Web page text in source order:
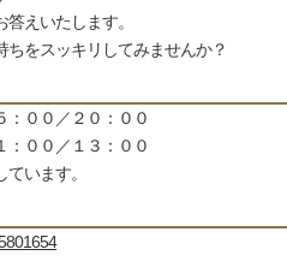
えいたします。
ちをスッキリしてみませんか？
：００／２０：００
：００／１３：００
います。